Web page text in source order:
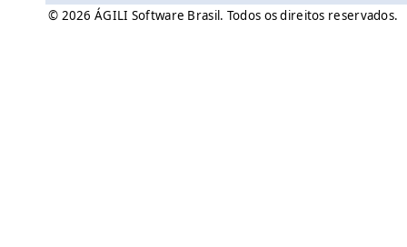
© 2026 ÁGILI Software Brasil. Todos os direitos reservados.